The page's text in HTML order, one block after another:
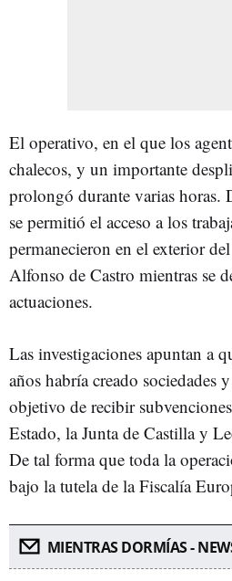
El operativo, en el que los
chalecos, y un importante
prolongó durante varias horas.
se permitió el acceso a los
permanecieron en el exterior
Alfonso de Castro mientras se
actuaciones.
Las investigaciones apuntan a
años habría creado sociedades
objetivo de recibir
Estado, la Junta de Castilla y
De tal forma que toda la
bajo la tutela de la Fiscalía
MIENTRAS DORMÍAS -